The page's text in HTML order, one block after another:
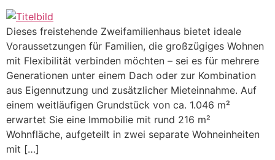
Dieses freistehende Zweifamilienhaus bietet ideale
Voraussetzungen für Familien, die großzügiges Wohnen
mit Flexibilität verbinden möchten – sei es für mehrere
Generationen unter einem Dach oder zur Kombination
aus Eigennutzung und zusätzlicher Mieteinnahme. Auf
einem weitläufigen Grundstück von ca. 1.046 m²
erwartet Sie eine Immobilie mit rund 216 m²
Wohnfläche, aufgeteilt in zwei separate Wohneinheiten
mit […]